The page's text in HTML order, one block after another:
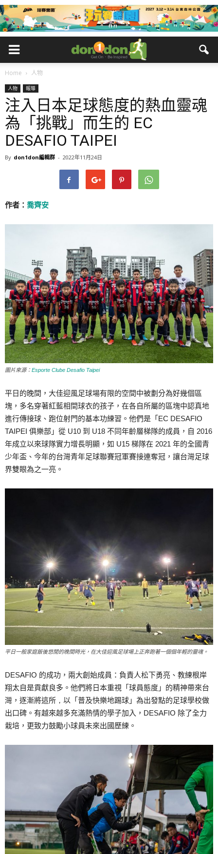
Home 人物
人物 報導
注入日本足球態度的熱血靈魂
為「挑戰」而生的 EC
DESAFIO TAIPEI
By don1don編輯群 - 2022年11月24日
作者： 喬齊安
圖片來源： Esporte Clube Desafio Taipei
平日的晚間，大佳迎風足球場有限的空間中被劃分為好幾個區
塊，多名穿著紅藍相間球衣的孩子，在各自所屬的區塊中認真地
進行傳接球、跑位射門的基本功練習。他們是「EC DESAFIO
TAIPEI 俱樂部」從 U10 到 U18 不同年齡層梯隊的成員，自 2016
年成立以來球隊實力增長明顯，如 U15 梯隊在 2021 年的全國青
少年盃、今年的台灣青年足球聯賽冠軍賽接連奪冠，讓台灣足球
界雙眼為之一亮。
平日一般家庭飯後悠閒的晚間時光，在大佳迎風足球場上正奔跑著一個個年輕的靈魂。
DESAFIO 的成功，兩大創始成員：負責人松下勇亮、教練根岸
翔太自是貢獻良多。他們將日本重視「球員態度」的精神帶來台
灣，逐漸將這所 ， 以「普及快樂地踢球」為出發點的足球學校做
出口碑。有越來越多充滿熱情的學子加入，DESAFIO 除了全力
栽培，更致力鼓勵小球員未來出國歷練。